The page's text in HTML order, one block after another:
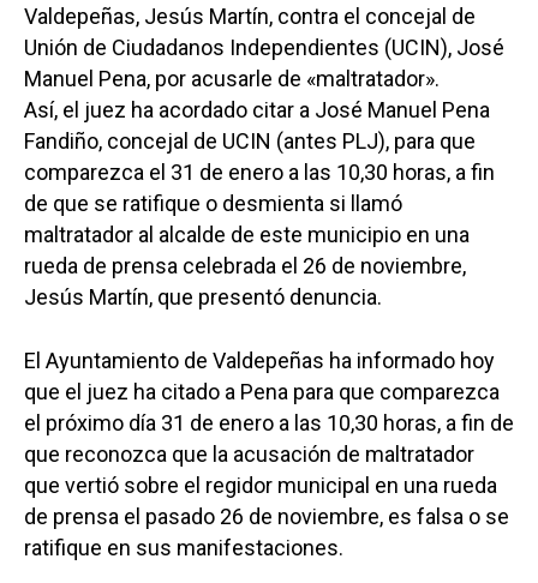
Valdepeñas, Jesús Martín, contra el concejal de
Unión de Ciudadanos Independientes (UCIN), José
Manuel Pena, por acusarle de «maltratador».
Así, el juez ha acordado citar a José Manuel Pena
Fandiño, concejal de UCIN (antes PLJ), para que
comparezca el 31 de enero a las 10,30 horas, a fin
de que se ratifique o desmienta si llamó
maltratador al alcalde de este municipio en una
rueda de prensa celebrada el 26 de noviembre,
Jesús Martín, que presentó denuncia.
El Ayuntamiento de Valdepeñas ha informado hoy
que el juez ha citado a Pena para que comparezca
el próximo día 31 de enero a las 10,30 horas, a fin de
que reconozca que la acusación de maltratador
que vertió sobre el regidor municipal en una rueda
de prensa el pasado 26 de noviembre, es falsa o se
ratifique en sus manifestaciones.